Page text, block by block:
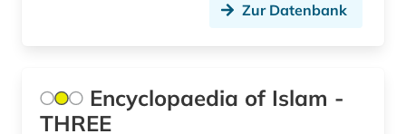
Zur Datenbank
Encyclopaedia of Islam -
THREE